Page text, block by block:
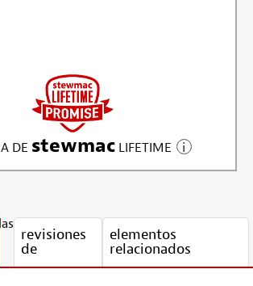
DE stewmacLIFETIME
las
revisiones
de
elementos
relacionados